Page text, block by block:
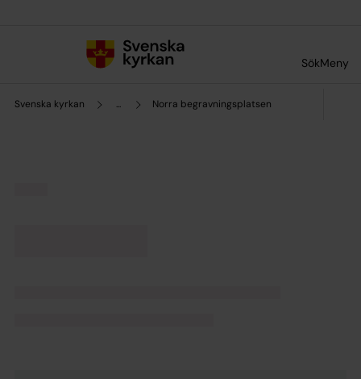
SökMeny
Svenska kyrkan ... Norra begravningsplatsen